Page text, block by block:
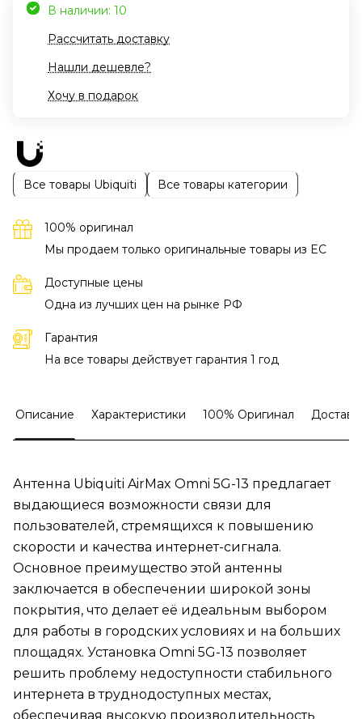
В наличии: 10
Рассчитать доставку
Нашли дешевле?
Хочу в подарок
Все товары Ubiquiti Все товары категории
100% оригинал
Мы продаем только оригинальные товары из EC
Доступные цены
Одна из лучших цен на рынке РФ
Гарантия
На все товары действует гарантия 1 год
Описание Характеристики 100% Оригинал
Антенна Ubiquiti AirMax Omni 5G-13 предлагает
выдающиеся возможности связи для
пользователей, стремящихся к повышению
скорости и качества интернет-сигнала.
Основное преимущество этой антенны
заключается в обеспечении широкой зоны
покрытия, что делает её идеальным выбором
для работы в городских условиях и на больших
площадях. Установка Omni 5G-13 позволяет
решить проблему недоступности стабильного
интернета в труднодоступных местах,
обеспечивая высокую производительность